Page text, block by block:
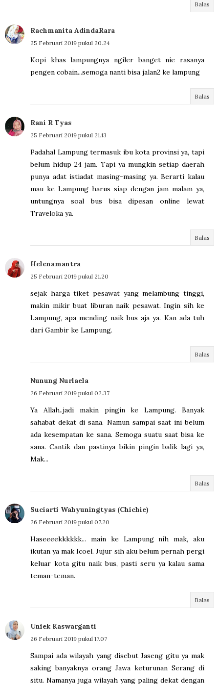
Balas
Rachmanita AdindaRara
25 Februari 2019 pukul 20.24
Kopi khas lampungnya ngiler banget nie rasanya
pengen cobain...semoga nanti bisa jalan2 ke lampung
Balas
Rani R Tyas
25 Februari 2019 pukul 21.13
Padahal Lampung termasuk ibu kota provinsi ya, tapi
belum hidup 24 jam. Tapi ya mungkin setiap daerah
punya adat istiadat masing-masing ya. Berarti kalau
mau ke Lampung harus siap dengan jam malam ya,
untungnya soal bus bisa dipesan online lewat
Traveloka ya.
Balas
Helenamantra
25 Februari 2019 pukul 21.20
sejak harga tiket pesawat yang melambung tinggi,
makin mikir buat liburan naik pesawat. Ingin sih ke
Lampung, apa mending naik bus aja ya. Kan ada tuh
dari Gambir ke Lampung.
Balas
Nunung Nurlaela
26 Februari 2019 pukul 02.37
Ya Allah..jadi makin pingin ke Lampung. Banyak
sahabat dekat di sana. Namun sampai saat ini belum
ada kesempatan ke sana. Semoga suatu saat bisa ke
sana. Cantik dan pastinya bikin pingin balik lagi ya,
Mak...
Balas
Suciarti Wahyuningtyas (Chichie)
26 Februari 2019 pukul 07.20
Haseeeekkkkkk... main ke Lampung nih mak, aku
ikutan ya mak Icoel. Jujur sih aku belum pernah pergi
keluar kota gitu naik bus, pasti seru ya kalau sama
teman-teman.
Balas
Uniek Kaswarganti
26 Februari 2019 pukul 17.07
Sampai ada wilayah yang disebut Jaseng gitu ya mak
saking banyaknya orang Jawa keturunan Serang di
situ. Namanya juga wilayah yang paling dekat dengan